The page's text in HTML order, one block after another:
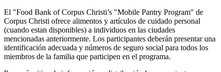
El "Food Bank of Corpus Christi’s "Mobile Pantry Program" de
Corpus Christi ofrece alimentos y artículos de cuidado personal
(cuando estan disponibles) a individuos en las ciudades
mencionadas anteriormente. Los participantes deberán presentar una
identificación adecuada y números de seguro social para todos los
miembros de la familia que participen en el programa.